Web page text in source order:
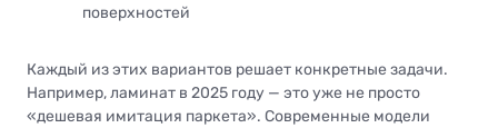
поверхностей
Каждый из этих вариантов решает конкретные задачи.
Например, ламинат в 2025 году — это уже не просто
«дешевая имитация паркета». Современные модели